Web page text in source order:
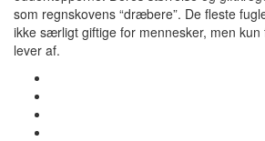
som regnskovens “dræbere”. De fleste
ikke særligt giftige for mennesker, men
lever af.